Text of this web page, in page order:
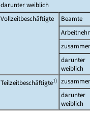
darunter weiblich
Vollzeitbeschäftigte Beamte
darunter
weiblich
Teilzeitbeschäftigte1)
darunter
weiblich